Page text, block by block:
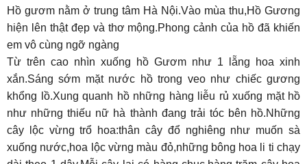
Hồ gươm nằm ở trung tâm Hà Nội.Vào mùa thu,Hồ Gương
hiện lên thật đẹp và thơ mộng.Phong cảnh của hồ đã khiến
em vô cùng ngỡ ngàng
Từ trên cao nhìn xuống hồ Gươm như 1 lẵng hoa xinh
xắn.Sáng sớm mặt nước hồ trong veo như chiếc gương
khổng lồ.Xung quanh hồ những hàng liễu rủ xuống mặt hồ
như những thiếu nữ hà thành đang trải tóc bên hồ.Những
cây lộc vừng trổ hoa:thân cây đổ nghiêng như muốn sà
xuống nước,hoa lộc vừng màu đỏ,những bông hoa li ti chạy